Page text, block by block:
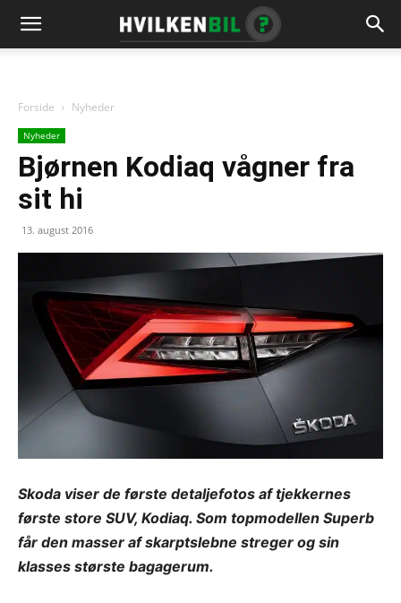
Forside Nyheder
Nyheder
Bjørnen Kodiaq vågner fra
sit hi
13. august 2016
Skoda viser de første detaljefotos af tjekkernes
første store SUV, Kodiaq. Som topmodellen Superb
får den masser af skarptslebne streger og sin
klasses største bagagerum.